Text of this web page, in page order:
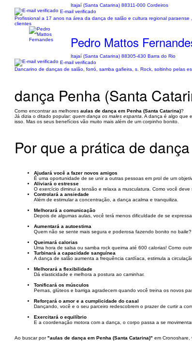
Itajaí (Santa Catarina) 88311-000 Cordeiros
E-mail verificado
Profissional a 17 anos na área da dança de salão e cultura regional
clientes
Pedro Mattos
Itajaí (Santa Catarina) 88305-430 Barra do Rio
E-mail verificado
Dancarino de danças de salão, forró, samba gafieira, s. Rock, soltinho pelas
dança Penha (Santa
Como encontrar as melhores aulas de dança em Penha (Santa Catarina)?
Já dizia o ditado popular: quem dança os males espanta . A dança é algo que
isso. Mas os seus benefícios vão muito mais além de um corpinho bonito.
Por que a prática de
Ajudará você a fazer novos amigos
É uma oportunidade de se unir a outras pessoas em prol de um
Aliviará o estresse
O exercício diminui a tensão e relaxa a musculatura. Como você
Controlará a ansiedade
Além de estimular a concentração, a dança acalma e tranquiliza.
Melhorará a comunicação
Depois de algumas aulas, você terá menos dificuldade de se
Aumentará a autoestima
Quem não se sente mais segura e poderosa fazendo bonito no
Queimará calorias
Uma hora de salsa ou samba rock queima até 600 calorias! Como
Turbinará a capacidade sanguínea
A dança de salão aumenta a frequência cardíaca, estimula a
Melhorará a flexibilidade
Dá elasticidade e melhora a postura ao caminhar.
Tonificará os músculos
Pernas, glúteos e barriga agradecem quando você treina os novos
Reforçará o amor e a cumplicidade do casal
Dançando, você e o seu parceiro redescobrem o prazer de curtir a
Exercitará o equilíbrio
E a coordenação motora com a dança, o corpo passa a se
Ao buscar por"aulas de dança em Penha (Santa Catarina)" em Cronoshare,